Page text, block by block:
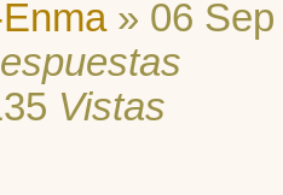
» 06 Sep
Vistas